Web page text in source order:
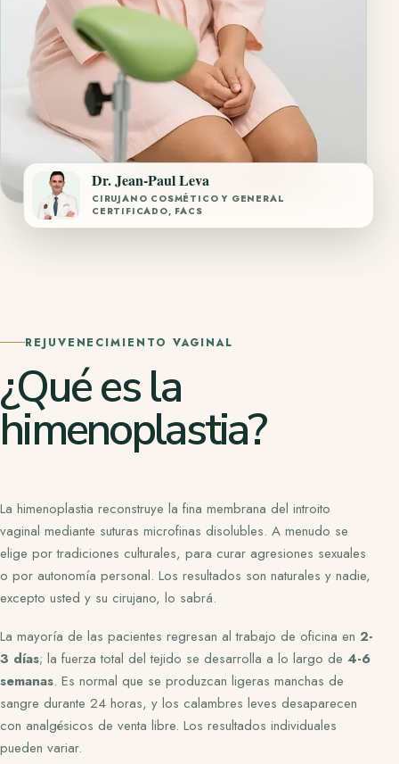
Dr. Jean-Paul Leva
CIRUJANO COSMÉTICO Y GENERAL
CERTIFICADO, FACS
REJUVENECIMIENTO VAGINAL
¿Qué es la
himenoplastia?
La himenoplastia reconstruye la fina membrana del introito
vaginal mediante suturas microfinas disolubles. A menudo se
elige por tradiciones culturales, para curar agresiones sexuales
o por autonomía personal. Los resultados son naturales y nadie,
excepto usted y su cirujano, lo sabrá.
La mayoría de las pacientes regresan al trabajo de oficina en 2-
3 días; la fuerza total del tejido se desarrolla a lo largo de 4-6
semanas. Es normal que se produzcan ligeras manchas de
sangre durante 24 horas, y los calambres leves desaparecen
con analgésicos de venta libre. Los resultados individuales
pueden variar.